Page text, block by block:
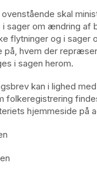
skal
i sager om ændring af
flytninger og i sager
hvem der
i sagen herom.
kan i lighed
folkeregistrering
hjemmeside på